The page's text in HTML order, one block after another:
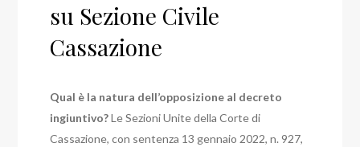
su Sezione Civile
Cassazione
Qual è la natura dell’opposizione al decreto
ingiuntivo?Le Sezioni Unite della Corte di
Cassazione, con sentenza 13 gennaio 2022, n. 927,